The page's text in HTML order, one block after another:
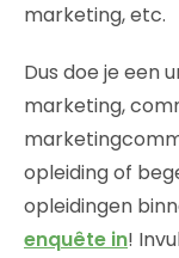
marketing, etc.
Dus doe je een
marketing,
opleiding of
opleidingen
enquête in!